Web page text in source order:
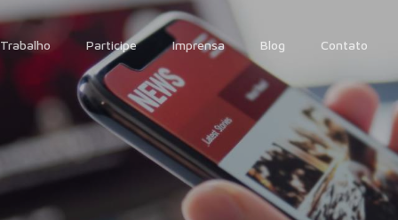
Participe Imprensa Blog Contato